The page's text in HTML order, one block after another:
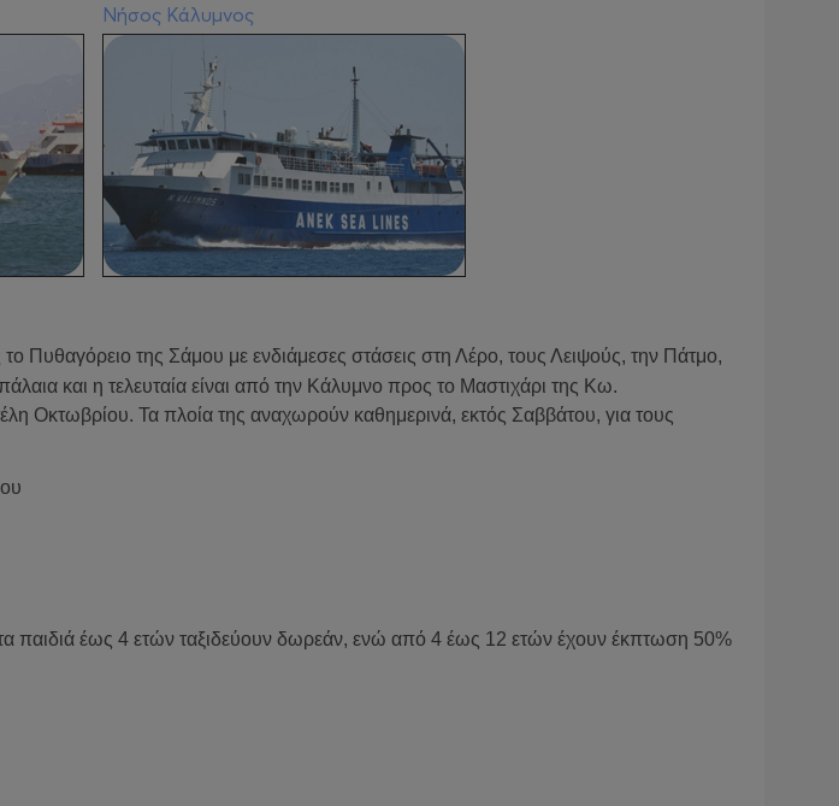
Νήσος Κάλυμνος
το Πυθαγόρειο της Σάμου με ενδιάμεσες στάσεις στη Λέρο, τους Λειψούς, την Πάτμο,
και η τελευταία είναι από την Κάλυμνο προς το Μαστιχάρι της Κω.
Οκτωβρίου. Τα πλοία της αναχωρούν καθημερινά, εκτός Σαββάτου, για τους
παιδιά έως 4 ετών ταξιδεύουν δωρεάν, ενώ από 4 έως 12 ετών έχουν έκπτωση 50%